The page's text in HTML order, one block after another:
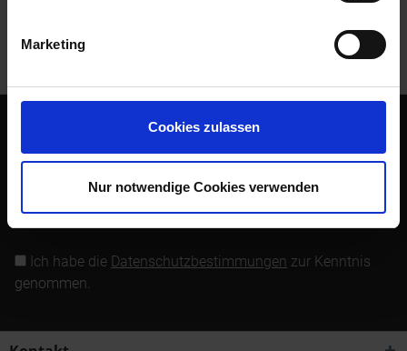
Marketing
Cookies zulassen
Nur notwendige Cookies verwenden
Sie keine Neuigkeit oder Aktion mehr von Siebenrock.
Newsletter abonnieren
Ich habe die Datenschutzbestimmungen zur Kenntnis
genommen.